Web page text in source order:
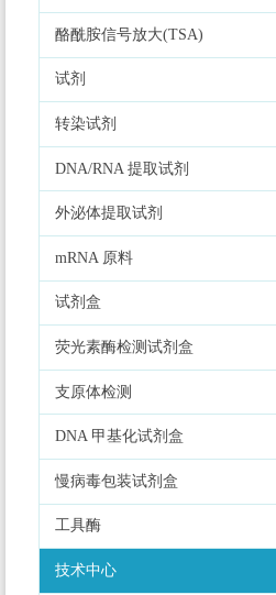
酪酰胺信号放大(TSA)
试剂
转染试剂
DNA/RNA 提取试剂
外泌体提取试剂
mRNA 原料
试剂盒
荧光素酶检测试剂盒
支原体检测
DNA 甲基化试剂盒
慢病毒包装试剂盒
工具酶
技术中心